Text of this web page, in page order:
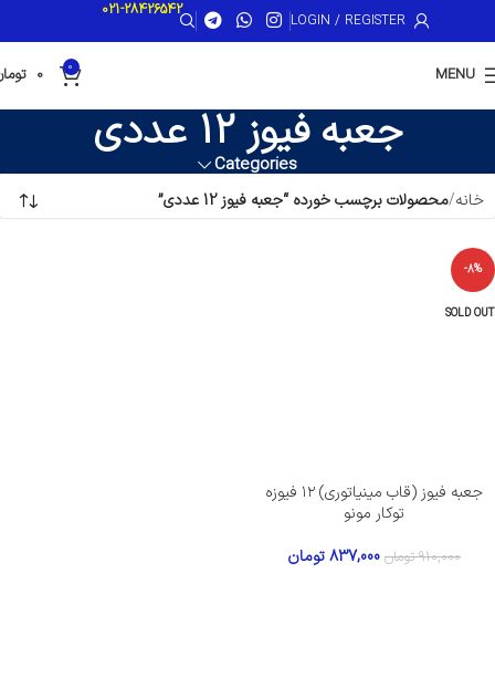
LOGIN / REGISTER
021-28426542
MENU
0
0
جعبه فیوز 12 عددی
Categories
خانه محصولات برچسب خورده “جعبه فیوز 12 عددی”
-8%
SOLD OUT
جعبه فیوز (قاب مینیاتوری) ۱۲ فیوزه
توکار مونو
910,000 تومان 837,000تومان